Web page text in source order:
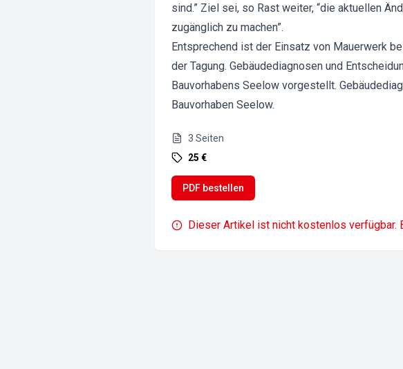
sind.” Ziel sei, so Rast weiter, “die aktuellen
zugänglich zu machen”.
Entsprechend ist der Einsatz von Mauerwerk
der Tagung. Gebäudediagnosen und
Bauvorhabens Seelow vorgestellt.
Bauvorhaben Seelow.
3 Seiten
25 €
PDF bestellen
Dieser Artikel ist nicht kostenlos verfügbar.